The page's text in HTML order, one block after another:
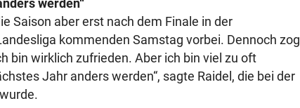
werden“
Saison aber erst nach dem Finale in der
kommenden Samstag vorbei. Dennoch zog
bin wirklich zufrieden. Aber ich bin viel zu oft
Jahr anders werden“, sagte Raidel, die bei der